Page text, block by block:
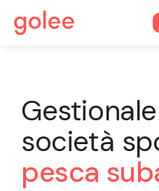
società
pesca